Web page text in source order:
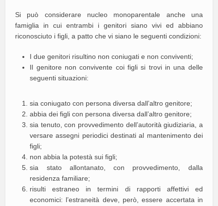
Si può considerare nucleo monoparentale anche una
famiglia in cui entrambi i genitori siano vivi ed abbiano
riconosciuto i figli, a patto che vi siano le seguenti condizioni:
I due genitori risultino non coniugati e non conviventi;
Il genitore non convivente coi figli si trovi in una delle
seguenti situazioni:
sia coniugato con persona diversa dall’altro genitore;
abbia dei figli con persona diversa dall’altro genitore;
sia tenuto, con provvedimento dell’autorità giudiziaria, a
versare assegni periodici destinati al mantenimento dei
figli;
non abbia la potestà sui figli;
sia stato allontanato, con provvedimento, dalla
residenza familiare;
risulti estraneo in termini di rapporti affettivi ed
economici: l’estraneità deve, però, essere accertata in